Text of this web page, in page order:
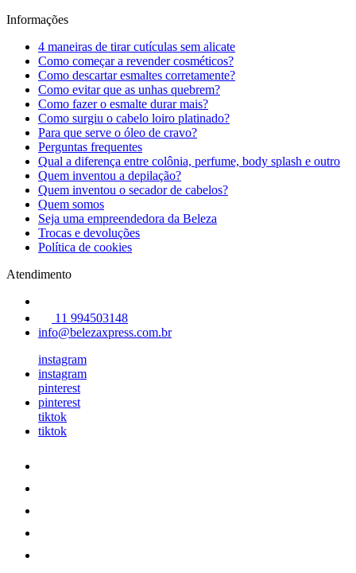
Informações
4 maneiras de tirar cutículas sem alicate
Como começar a revender cosméticos?
Como descartar esmaltes corretamente?
Como evitar que as unhas quebrem?
Como fazer o esmalte durar mais?
Como surgiu o cabelo loiro platinado?
Para que serve o óleo de cravo?
Perguntas frequentes
Qual a diferença entre colônia, perfume, body splash e outro
Quem inventou a depilação?
Quem inventou o secador de cabelos?
Quem somos
Seja uma empreendedora da Beleza
Trocas e devoluções
Política de cookies
Atendimento
11 994503148
info@belezaxpress.com.br
instagram
instagram
pinterest
pinterest
tiktok
tiktok